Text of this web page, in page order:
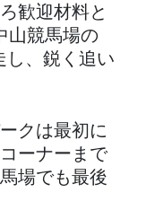
歓迎材料と
山競馬場の
し、鋭く追い
クは最初に
ーナーまで
場でも最後